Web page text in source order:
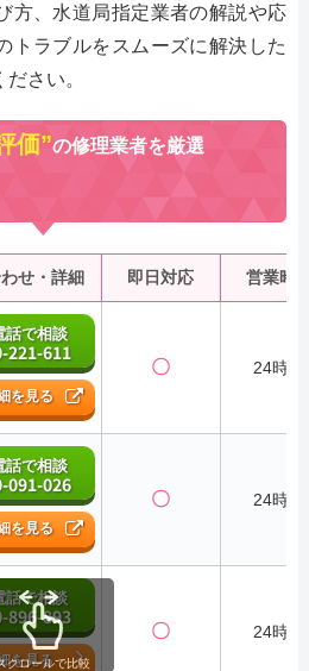
方、水道局指定業者の解説や応
トラブルをスムーズに解決した
さい。
価”の修理業者を厳選
せ・詳細 即日対応 営業時
話で相談
221-611
を見る
〇 24時間
話で相談
091-026
を見る
〇 24時間
話で相談
896-893
を見る
〇 24時間
クロールで比較